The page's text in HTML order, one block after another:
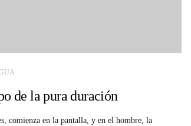
de la pura duración
comienza en la pantalla, y en el hombre, la